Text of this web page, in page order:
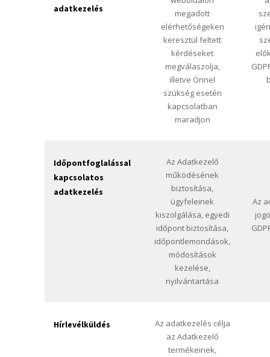
adatkezelés
megadott
elérhetőségeken
keresztül feltett
kérdéseket
megválaszolja,
illetve Önnel
szükség esetén
kapcsolatban
maradjon
Időpontfoglalással
kapcsolatos
adatkezelés
Az Adatkezelő
működésének
biztosítása,
ügyfeleinek
kiszolgálása, egyedi
időpont biztosítása,
időpontlemondások,
módosítások
kezelése,
nyilvántartása
Az
Hírlevélküldés
Az adatkezelés célja
az Adatkezelő
termékeinek,